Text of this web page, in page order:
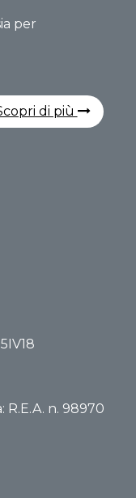
per
di più
R.E.A. n. 98970